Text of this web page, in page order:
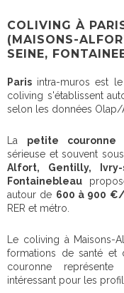
COLIVING À
(MAISONS-
SEINE,
Paris intra-muros est
coliving s'établissent
selon les données Olap/
La petite couronne
sérieuse et souvent
Alfort, Gentilly, Ivry-
Fontainebleau
autour de 600 à 900
RER et métro.
Le coliving à Maisons-
formations de santé et
couronne
intéressant pour les